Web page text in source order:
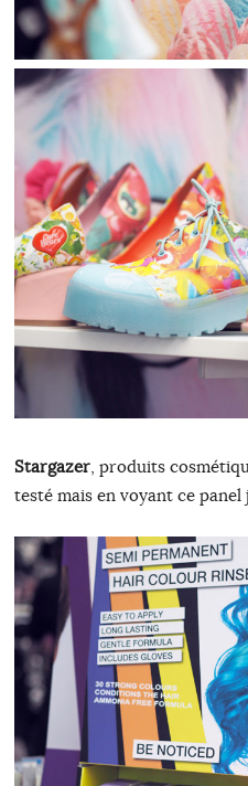
Stargazer, produits
testé mais en voyant ce panel